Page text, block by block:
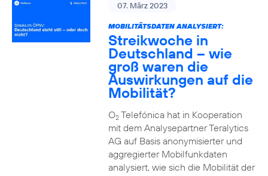
07. März 2023
MOBILITÄTSDATEN ANALYSIERT:
Streikwoche in
Deutschland – wie
groß waren die
Auswirkungen auf die
Mobilität?
O2Telefónica hat in Kooperation
mit dem Analysepartner Teralytics
AG auf Basis anonymisierter und
aggregierter Mobilfunkdaten
analysiert, wie sich die Mobilität der